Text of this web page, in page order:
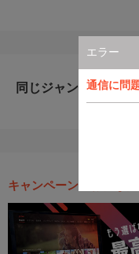
エラー
通信に問
同じジャンルのおす
キャンペーン・お得な情